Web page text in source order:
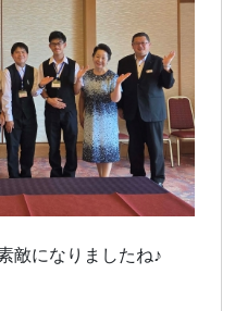
敵になりましたね♪